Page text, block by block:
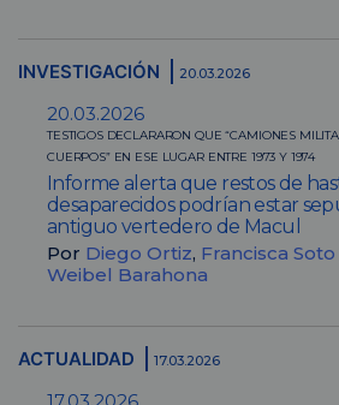
INVESTIGACIÓN 20.03.2026
20.03.2026
TESTIGOS DECLARARON QUE “CAMIONES
CUERPOS” EN ESE LUGAR ENTRE 1973 Y 1974
Informe alerta que restos de
desaparecidos podrían estar
antiguo vertedero de Macul
Por Diego Ortiz, Francisca Soto
Weibel Barahona
ACTUALIDAD 17.03.2026